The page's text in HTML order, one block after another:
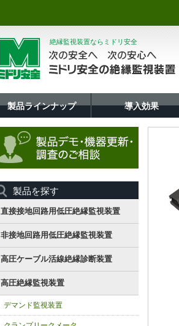
絶縁監視装置ならミドリ安全
製品ラインナップ 導入効果
製品を探す
直接接地回路用低圧絶縁監視装置
非接地回路用低圧絶縁監視装置
高圧ケーブル活線絶縁診断装置
高圧絶縁監視装置
デマンド監視装置